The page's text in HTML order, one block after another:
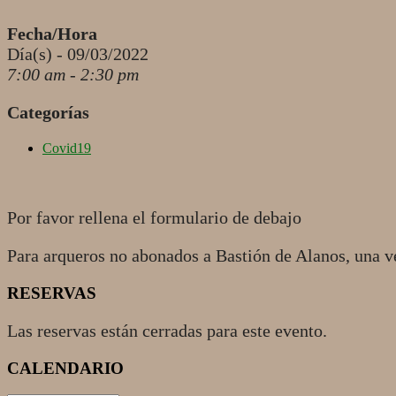
Fecha/Hora
Día(s) - 09/03/2022
7:00 am - 2:30 pm
Categorías
Covid19
Por favor rellena el formulario de debajo
Para arqueros no abonados a Bastión de Alanos,
RESERVAS
Las reservas están cerradas para este evento.
2022-
CALENDARIO